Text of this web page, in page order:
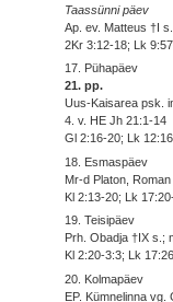
Taassünni päev
Ap. ev. Matteus †I s.
2Kr 3:12-18; Lk
17. Pühapäev
21. pp.
Uus-Kaisarea psk.
4. v. HE Jh 21:1-14
Gl 2:16-20; Lk
18. Esmaspäev
Mr-d Platon,
Kl 2:13-20; Lk
19. Teisipäev
Prh. Obadja †IX s.;
Kl 2:20-3:3; Lk
20. Kolmapäev
EP. Kümnelinna